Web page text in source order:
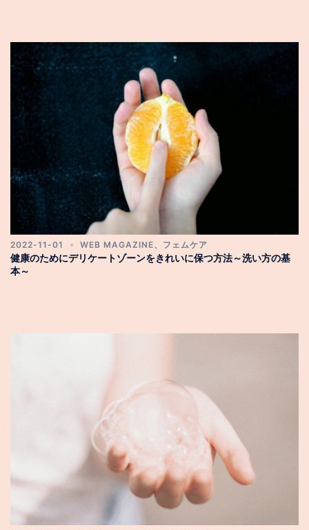
2022-11-01 WEB MAGAZINE、 フェムケア
健康のためにデリケートゾーンをきれいに保つ方法～洗い方の基
本～